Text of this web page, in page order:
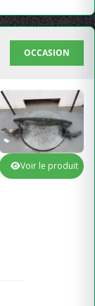
OCCASION
Voir le produit